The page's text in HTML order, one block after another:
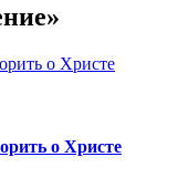
о Христе